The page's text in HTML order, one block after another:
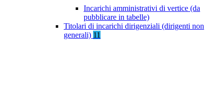
Incarichi amministrativi di vertice (da
pubblicare in tabelle)
Titolari di incarichi dirigenziali (dirigenti non
generali) 11